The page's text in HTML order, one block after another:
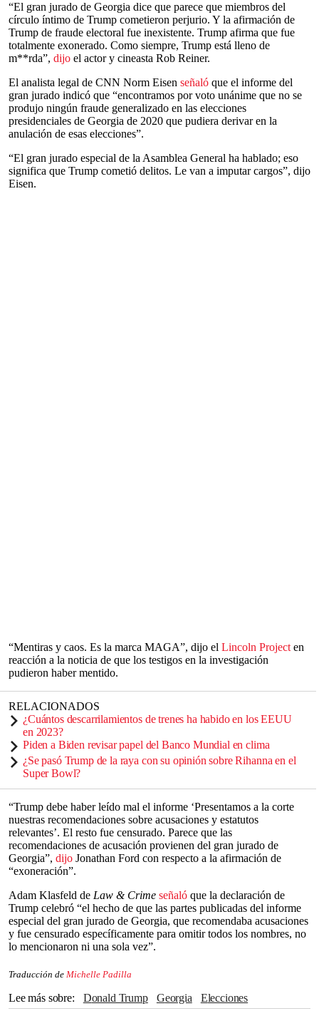
“El gran jurado de Georgia dice que parece que miembros del
círculo íntimo de Trump cometieron perjurio. Y la afirmación de
Trump de fraude electoral fue inexistente. Trump afirma que fue
totalmente exonerado. Como siempre, Trump está lleno de
m**rda”, dijo el actor y cineasta Rob Reiner.
El analista legal de CNN Norm Eisen señaló que el informe del
gran jurado indicó que “encontramos por voto unánime que no se
produjo ningún fraude generalizado en las elecciones
presidenciales de Georgia de 2020 que pudiera derivar en la
anulación de esas elecciones”.
“El gran jurado especial de la Asamblea General ha hablado; eso
significa que Trump cometió delitos. Le van a imputar cargos”, dijo
Eisen.
“Mentiras y caos. Es la marca MAGA”, dijo el Lincoln Project en
reacción a la noticia de que los testigos en la investigación
pudieron haber mentido.
RELACIONADOS
¿Cuántos descarrilamientos de trenes ha habido en los EEUU
en 2023?
Piden a Biden revisar papel del Banco Mundial en clima
¿Se pasó Trump de la raya con su opinión sobre Rihanna en el
Super Bowl?
“Trump debe haber leído mal el informe ‘Presentamos a la corte
nuestras recomendaciones sobre acusaciones y estatutos
relevantes’. El resto fue censurado. Parece que las
recomendaciones de acusación provienen del gran jurado de
Georgia”, dijo Jonathan Ford con respecto a la afirmación de
“exoneración”.
Adam Klasfeld de Law & Crime señaló que la declaración de
Trump celebró “el hecho de que las partes publicadas del informe
especial del gran jurado de Georgia, que recomendaba acusaciones
y fue censurado específicamente para omitir todos los nombres, no
lo mencionaron ni una sola vez”.
Traducción de Michelle Padilla
Lee más sobre Donald Trump Georgia
Elecciones